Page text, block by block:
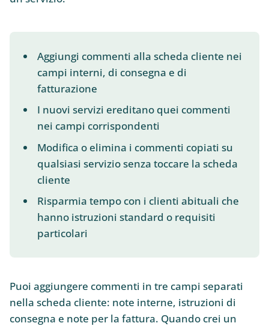
Aggiungi commenti alla scheda cliente nei
campi interni, di consegna e di
fatturazione
I nuovi servizi ereditano quei commenti
nei campi corrispondenti
Modifica o elimina i commenti copiati su
qualsiasi servizio senza toccare la scheda
cliente
Risparmia tempo con i clienti abituali che
hanno istruzioni standard o requisiti
particolari
Puoi aggiungere commenti in tre campi separati
nella scheda cliente: note interne, istruzioni di
consegna e note per la fattura. Quando crei un